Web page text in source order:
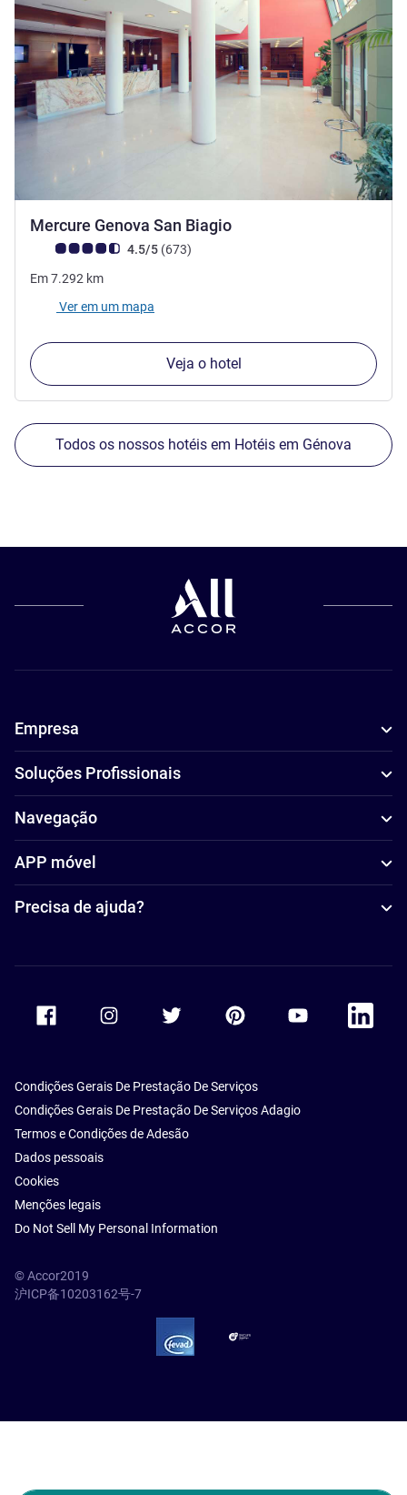
Mercure Genova San Biagio
Nota clientes Avis (Classificação ALL)
4.5/5 (673comentários
)
Em7.292 km
Ver em um mapa
Veja o hotel
Todos os nossos hotéis em Hotéis em Génova
Empresa
Soluções Profissionais
Navegação
APP móvel
Precisa de ajuda?
Accor Facebook Accor TwitterAccor PinterestAccor Youtube
Accor
Condições Gerais De Prestação De Serviços
Condições Gerais De Prestação De Serviços Adagio
Termos e Condições de Adesão
Dados pessoais
Cookies
Menções legais
Do Not Sell My Personal Information
© Accor2019
沪ICP备10203162号-7